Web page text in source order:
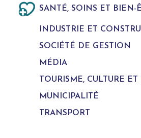
SANTÉ, SOINS ET BIEN-
INDUSTRIE ET
SOCIÉTÉ DE GESTION
MÉDIA
TOURISME, CULTURE ET
MUNICIPALITÉ
TRANSPORT